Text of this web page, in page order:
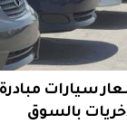
سيارات مبادرة
بالسوق